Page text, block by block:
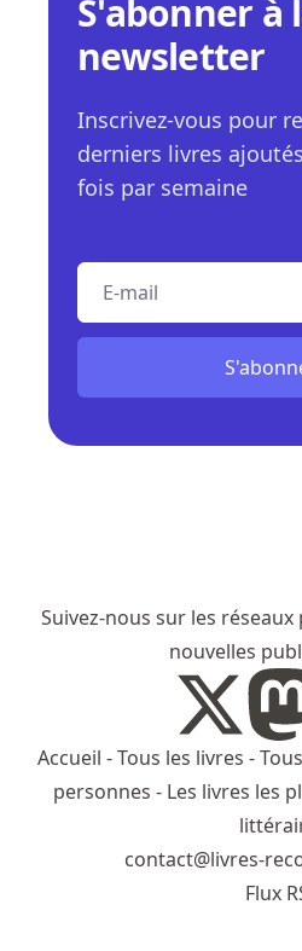
S'abonner à
newsletter
Inscrivez-vous pour
derniers livres
fois par semaine
Suivez-nous sur les
nouvelles
Accueil -Tous les livres -
personnes - Les livres les
contact@livres-
Flux